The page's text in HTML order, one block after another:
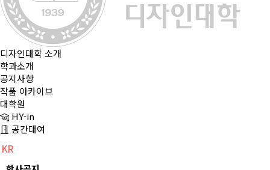
디자인대학 소개
학과소개
공지사항
작품 아카이브
대학원
HY-in
공간대여
KR